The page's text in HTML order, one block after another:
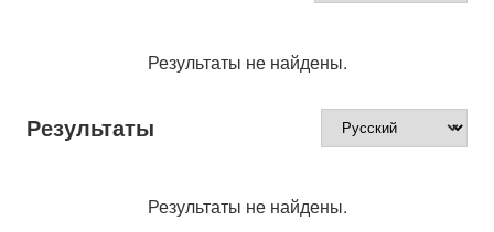
Результаты не найдены.
Результаты
Результаты не найдены.